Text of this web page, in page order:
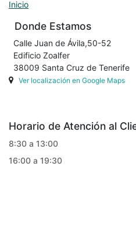
Inicio
Donde Estamos
Calle Juan de Ávila,50-52
Edificio Zoalfer
38009 Santa Cruz de Tenerife
Ver localización en Google Maps
Horario de Atención al
8:30 a 13:00
16:00 a 19:30